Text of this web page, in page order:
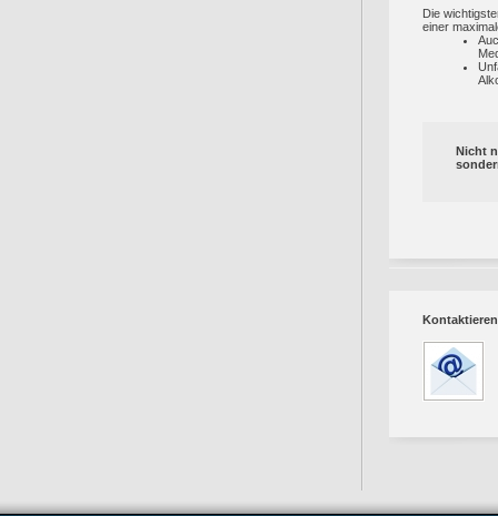
Die
einer
Nicht